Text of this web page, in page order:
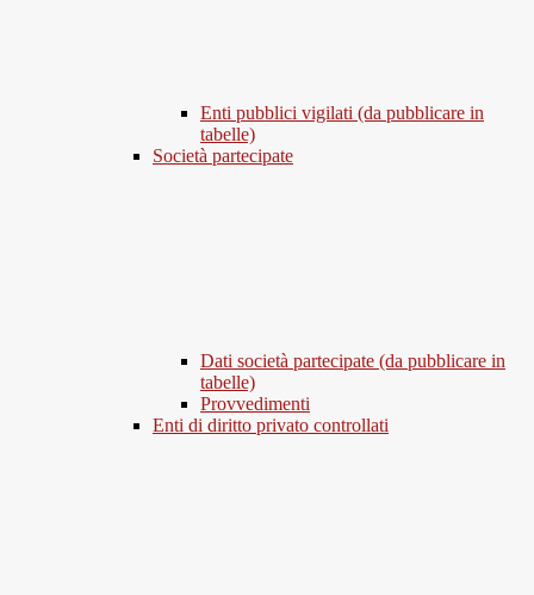
Enti pubblici vigilati (da pubblicare in
tabelle)
Società partecipate
Dati società partecipate (da pubblicare in
tabelle)
Provvedimenti
Enti di diritto privato controllati